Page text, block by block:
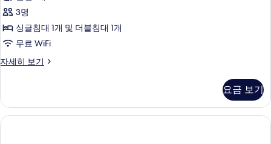
룸
사
진
두
기
3명
싱글침대 1개 및 더블침대 1개
무료 WiFi
자세히 보기
트
세
히
보
요금 보기